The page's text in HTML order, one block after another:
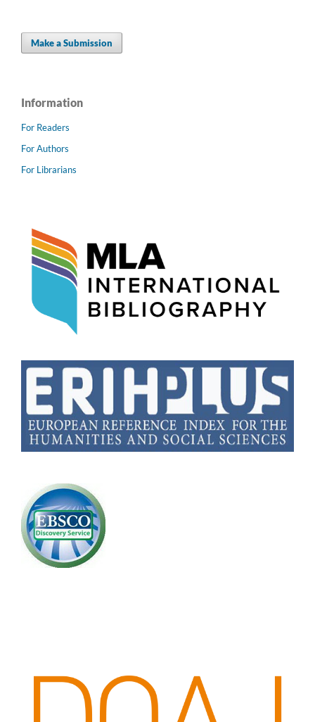
Make a Submission
Information
For Readers
For Authors
For Librarians